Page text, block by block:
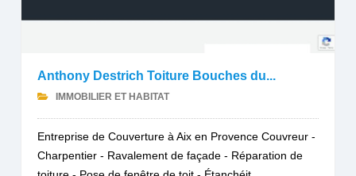
Anthony Destrich Toiture Bouches du...
IMMOBILIER ET HABITAT
Entreprise de Couverture à Aix en Provence Couvreur -
Charpentier - Ravalement de façade - Réparation de